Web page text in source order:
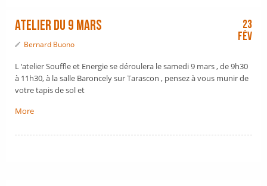
ATELIER DU 9 MARS
Bernard Buono
23
Fév
L ‘atelier Souffle et Energie se déroulera le samedi 9 mars , de 9h30
à 11h30, à la salle Baroncely sur Tarascon , pensez à vous munir de
votre tapis de sol et
More